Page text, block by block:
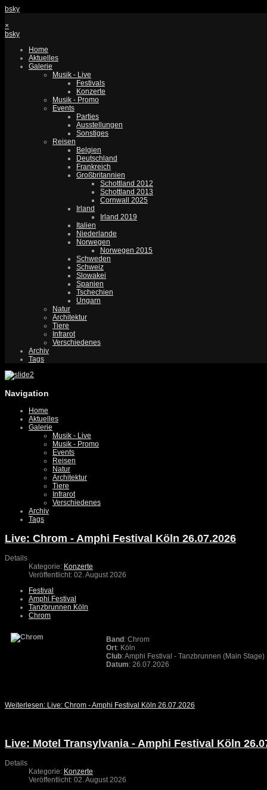
bsky
×
bsky
Home
Aktuelles
Galerie
Musik - Live
Festivals
Konzerte
Musik - Promo
Events
Parties
Ausstellungen
Sonstiges
Reisen
Belgien
Deutschland
Frankreich
Großbritannien
Schottland 2012
Schottland 2013
Cornwall 2025
Irland
Irland 2019
Italien
Niederlande
Norwegen
Norwegen 2015
Schweden
Schweiz
Slowakei
Spanien
Tschechien
Ungarn
Natur
Architektur
Tiere
Infrarot
Verschiedenes
Archiv
Tags
Navigation
Home
Aktuelles
Galerie
Musik - Live
Musik - Promo
Events
Reisen
Natur
Architektur
Tiere
Infrarot
Verschiedenes
Archiv
Tags
Live: Chrom - Amphi Festival Köln 26.07.2026
Details
Kategorie: Konzerte
Veröffentlicht: 02. August 2026
Festival
Amphi Festival
Tanzbrunnen Köln
Chrom
Band : Chrom
Ort: Köln
Club: Amphi Festival - Tanzbrunnen (Main Stage)
Datum: 26.07.2026
Weiterlesen: Live: Chrom - Amphi Festival Köln 26.07.2026
Live: Motel Transylvania - Amphi Festival Köln
Details
Kategorie: Konzerte
Veröffentlicht: 02. August 2026